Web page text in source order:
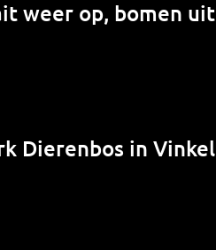
weer op, bomen uit
Dierenbos in Vinkel